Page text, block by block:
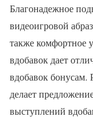
Благонадежное
видеоигровой
также комфортное
вдобавок дает
вдобавок бонусам.
делает
выступлений